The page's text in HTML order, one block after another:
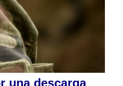
una descarga